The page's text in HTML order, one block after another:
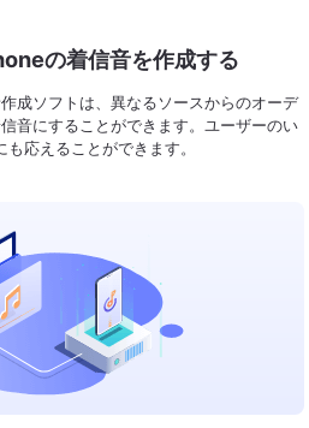
の着信音を作成する
成ソフトは、異なるソースからのオーデ
音にすることができます。ユーザーのい
応えることができます。